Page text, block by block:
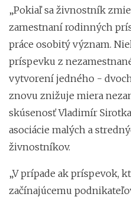
„Pokiaľ sa živnostník
zamestnaní rodinných
práce osobitý význam.
príspevku z
vytvorení jedného -
znovu znižuje miera
skúsenosť Vladimír
asociácie malých a
živnostníkov.
„V prípade ak príspevok,
začínajúcemu